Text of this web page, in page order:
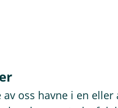
oss havne i en eller